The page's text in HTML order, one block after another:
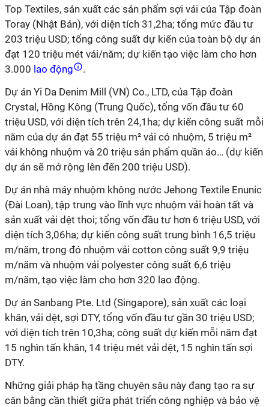
Top Textiles, sản xuất các sản phẩm sợi vải của Tập đoàn
Toray (Nhật Bản), với diện tích 31,2ha; tổng mức đầu tư
203 triệu USD; tổng công suất dự kiến của toàn bộ dự án
đạt 120 triệu mét vải/năm; dự kiến tạo việc làm cho hơn
3.000 lao động
.
Dự án Yi Da Denim Mill (VN) Co., LTD, của Tập đoàn
Crystal, Hồng Kông (Trung Quốc), tổng vốn đầu tư 60
triệu USD, với diện tích trên 24,1ha; dự kiến công suất mỗi
năm của dự án đạt 55 triệu m² vải có nhuộm, 5 triệu m²
vải không nhuộm và 20 triệu sản phẩm quần áo… (dự kiến
dự án sẽ mở rộng lên đến 200 triệu USD).
Dự án nhà máy nhuộm không nước Jehong Textile Enunic
(Đài Loan), tập trung vào lĩnh vực nhuộm vải hoàn tất và
sản xuất vải dệt thoi; tổng vốn đầu tư hơn 6 triệu USD, với
diện tích 3,06ha; dự kiến công suất trung bình 16,5 triệu
m/năm, trong đó nhuộm vải cotton công suất 9,9 triệu
m/năm và nhuộm vải polyester công suất 6,6 triệu
m/năm, tạo việc làm cho hơn 320 lao động.
Dự án Sanbang Pte. Ltd (Singapore), sản xuất các loại
khăn, vải dệt, sợi DTY, tổng vốn đầu tư gần 30 triệu USD;
với diện tích trên 10,3ha; công suất dự kiến mỗi năm đạt
15 nghìn tấn khăn, 14 triệu mét vải dệt, 15 nghìn tấn sợi
DTY.
Những giải pháp hạ tầng chuyên sâu này đang tạo ra sự
cân bằng cần thiết giữa phát triển công nghiệp và bảo vệ